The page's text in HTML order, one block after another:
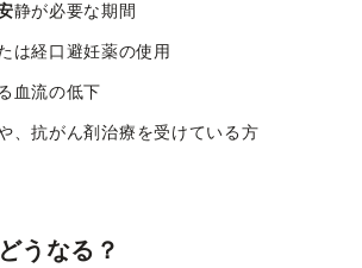
静が必要な期間
たは経口避妊薬の使用
血流の低下
、抗がん剤治療を受けている方
うなる？